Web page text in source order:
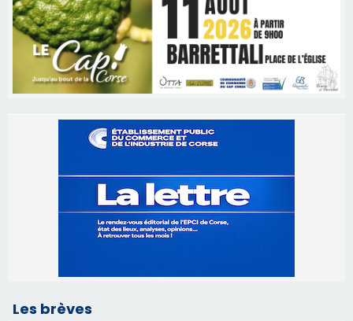
06/08/2026 15:57
Ucciani – Marché des producteurs à Cruculi le
Corte – L’association A Nuciola organise une
projection sous les étoiles